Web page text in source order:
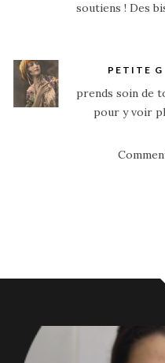
soutiens ! Des
PETITE G
prends soin de
pour y voir